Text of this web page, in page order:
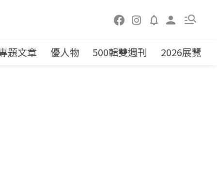
題文章 優人物 500輯雙週刊 2026展覽